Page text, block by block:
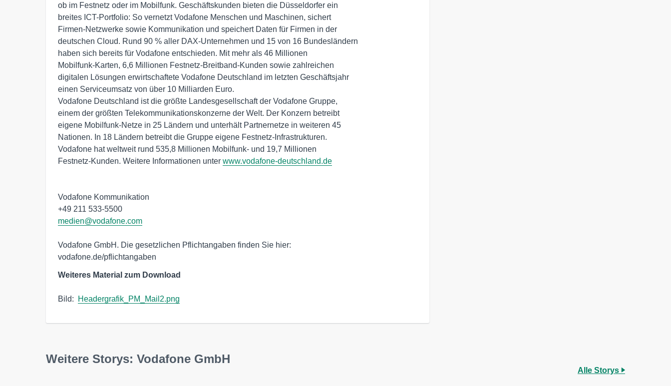
ob im Festnetz oder im Mobilfunk. Geschäftskunden bieten die Düsseldorfer ein
breites ICT-Portfolio: So vernetzt Vodafone Menschen und Maschinen, sichert
Firmen-Netzwerke sowie Kommunikation und speichert Daten für Firmen in der
deutschen Cloud. Rund 90 % aller DAX-Unternehmen und 15 von 16 Bundesländern
haben sich bereits für Vodafone entschieden. Mit mehr als 46 Millionen
Mobilfunk-Karten, 6,6 Millionen Festnetz-Breitband-Kunden sowie zahlreichen
digitalen Lösungen erwirtschaftete Vodafone Deutschland im letzten Geschäftsjahr
einen Serviceumsatz von über 10 Milliarden Euro.
Vodafone Deutschland ist die größte Landesgesellschaft der Vodafone Gruppe,
einem der größten Telekommunikationskonzerne der Welt. Der Konzern betreibt
eigene Mobilfunk-Netze in 25 Ländern und unterhält Partnernetze in weiteren 45
Nationen. In 18 Ländern betreibt die Gruppe eigene Festnetz-Infrastrukturen.
Vodafone hat weltweit rund 535,8 Millionen Mobilfunk- und 19,7 Millionen
Festnetz-Kunden. Weitere Informationen unter www.vodafone-deutschland.de
Vodafone Kommunikation
medien@vodafone.com
Vodafone GmbH. Die gesetzlichen Pflichtangaben finden Sie hier:
vodafone.de/pflichtangaben
Weiteres Material zum Download
Bild: Headergrafik_PM_Mail2.png
Weitere Storys: Vodafone GmbH
Alle Storys